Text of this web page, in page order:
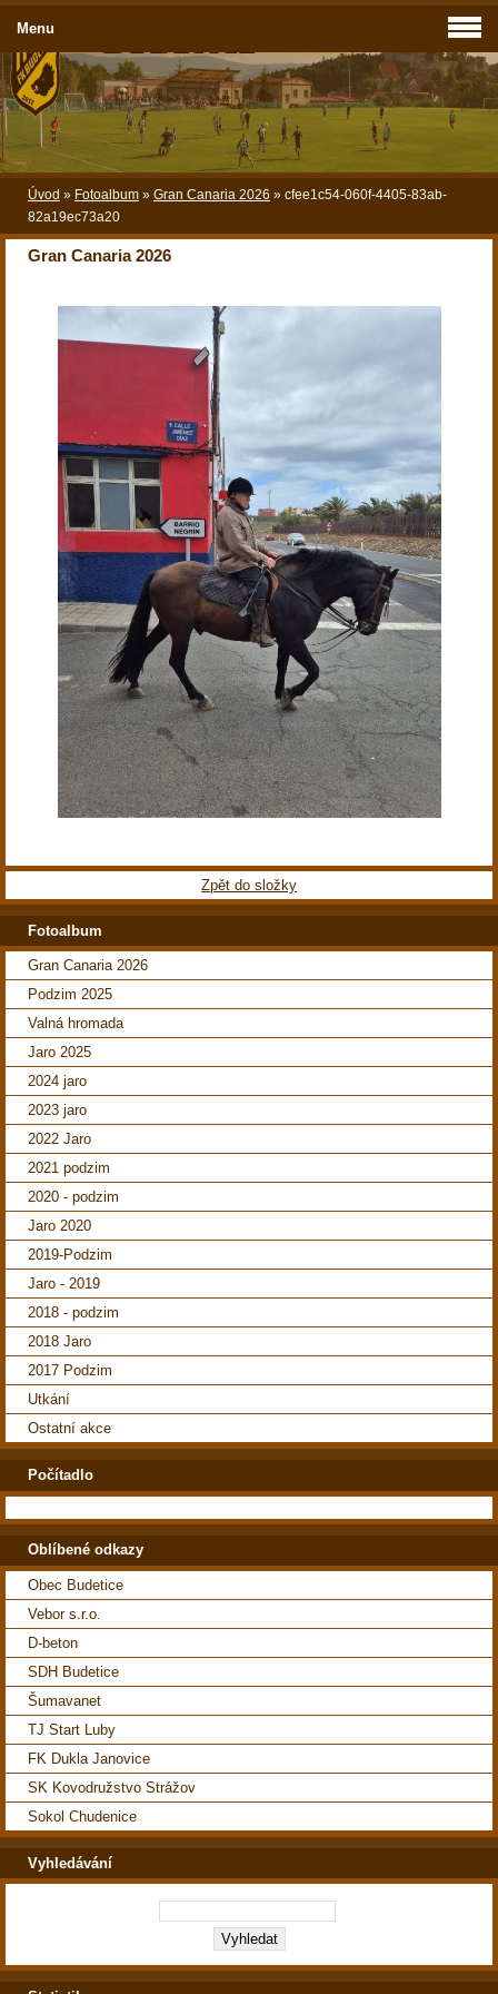
Úvod » Fotoalbum » Gran Canaria 2026 » cfee1c54-060f-4405-83ab-
82a19ec73a20
Gran Canaria 2026
Zpět do složky
Menu
Fotoalbum
Gran Canaria 2026
Podzim 2025
Valná hromada
Jaro 2025
2024 jaro
2023 jaro
2022 Jaro
2021 podzim
2020 - podzim
Jaro 2020
2019-Podzim
Jaro - 2019
2018 - podzim
2018 Jaro
2017 Podzim
Utkání
Ostatní akce
Počítadlo
Oblíbené odkazy
Obec Budetice
Vebor s.r.o.
D-beton
SDH Budetice
Šumavanet
TJ Start Luby
FK Dukla Janovice
SK Kovodružstvo Strážov
Sokol Chudenice
Vyhledávání